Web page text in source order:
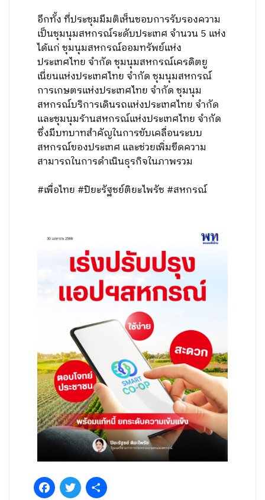
อีกทั้ง ที่ประชุมมีมติเห็นชอบการรับรองความ
เป็นชุมนุมสหกรณ์ระดับประเทศ จำนวน 5 แห่ง
ได้แก่ ชุมนุมสหกรณ์ออมทรัพย์แห่ง
ประเทศไทย จำกัด ชุมนุมสหกรณ์เครดิตยู
เนี่ยนแห่งประเทศไทย จำกัด ชุมนุมสหกรณ์
การเกษตรแห่งประเทศไทย จำกัด ชุมนุม
สหกรณ์บริการเดินรถแห่งประเทศไทย จำกัด
และชุมนุมร้านสหกรณ์แห่งประเทศไทย จำกัด
ซึ่งมีบทบาทสำคัญในการขับเคลื่อนระบบ
สหกรณ์ของประเทศ และช่วยเพิ่มขีดความ
สามารถในการดำเนินธุรกิจในภาพรวม
#เพื่อไทย #ปิยะรัฐชย์ติยะไพรัช #สหกรณ์
FacebookTwitter